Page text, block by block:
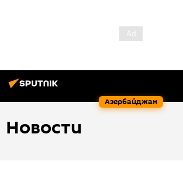
Азербайджан
Новости